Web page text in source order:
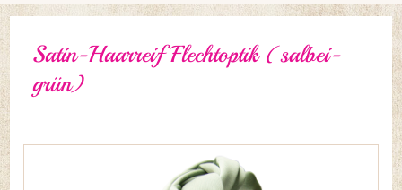
Satin-Haarreif Flechtoptik (salbei-
grün)